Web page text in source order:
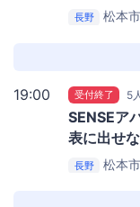
長野 松本
19:00 受付終了 5
SENSEア
表に出せ
長野 松本